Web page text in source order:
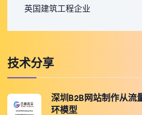
英国建筑工程企业
技术分享
深圳B2B网站制作从流
环模型